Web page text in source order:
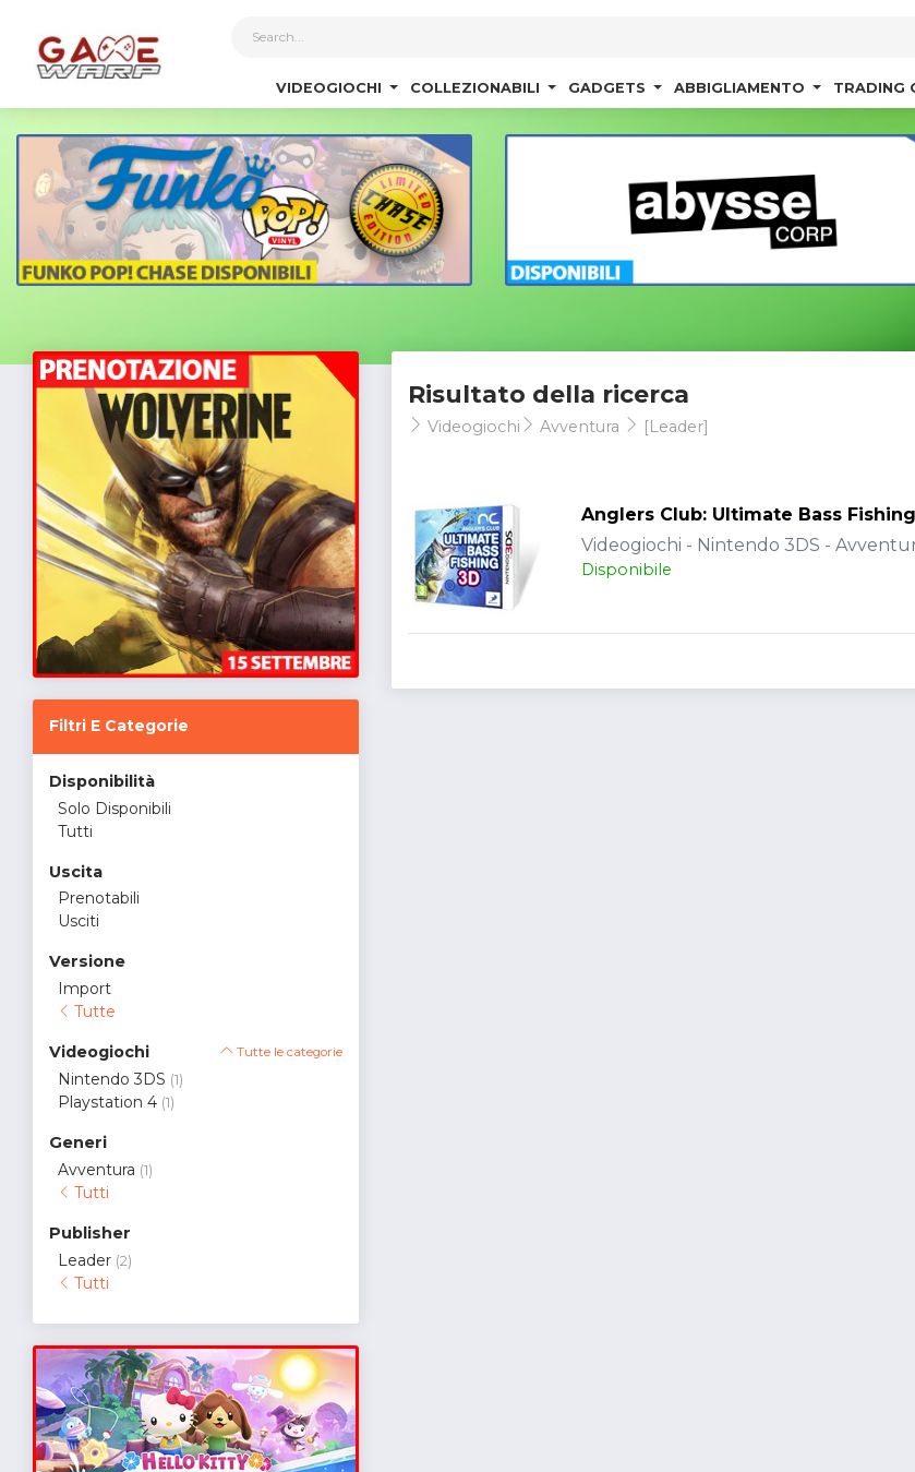
VIDEOGIOCHI COLLEZIONABILI GADGETS ABBIGLIAMENTO TRADING
Filtri E Categorie
Disponibilità
Solo Disponibili
Tutti
Uscita
Prenotabili
Usciti
Versione
Import
Tutte
Videogiochi Tutte le categorie
Nintendo 3DS (1)
Playstation 4 (1)
Generi
Avventura (1)
Tutti
Publisher
Leader (2)
Tutti
Risultato della ricerca
Videogiochi Avventura [Leader]
Anglers Club: Ultimate Bass Fishing
Videogiochi - Nintendo 3DS -
Disponibile